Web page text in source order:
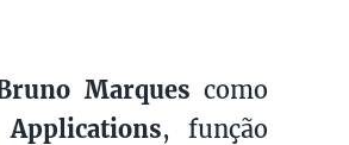
Marquescomo
, função